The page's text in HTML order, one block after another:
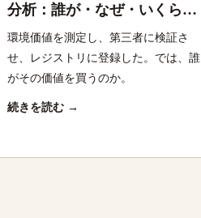
分析：誰が・なぜ・いくらで
買うのか？6バイヤーカテゴ
リーと最大100倍の価格格差
を解説
環境価値を測定し、第三者に検証さ
せ、レジストリに登録した。では、誰
がその価値を買うのか。
続きを読む →